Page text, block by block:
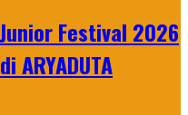
Festival 2026
ARYADUTA